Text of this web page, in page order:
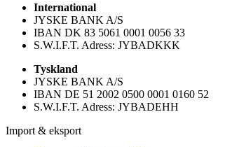
International
JYSKE BANK A/S
IBAN DK 83 5061 0001 0056 33
S.W.I.F.T. Adress: JYBADKKK
Tyskland
JYSKE BANK A/S
IBAN DE 51 2002 0500 0001 0160 52
S.W.I.F.T. Adress: JYBADEHH
Import & eksport